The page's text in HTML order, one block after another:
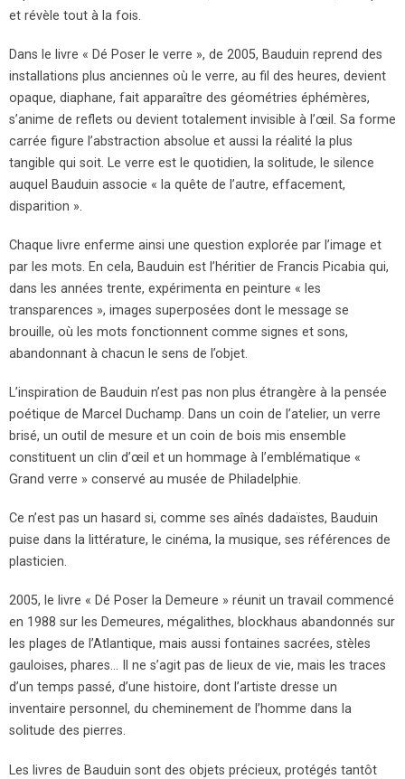
et révèle tout à la fois.
Dans le livre « Dé Poser le verre », de 2005, Bauduin reprend des
installations plus anciennes où le verre, au fil des heures, devient
opaque, diaphane, fait apparaître des géométries éphémères,
s’anime de reflets ou devient totalement invisible à l’œil. Sa forme
carrée figure l’abstraction absolue et aussi la réalité la plus
tangible qui soit. Le verre est le quotidien, la solitude, le silence
auquel Bauduin associe « la quête de l’autre, effacement,
disparition ».
Chaque livre enferme ainsi une question explorée par l’image et
par les mots. En cela, Bauduin est l’héritier de Francis Picabia qui,
dans les années trente, expérimenta en peinture « les
transparences », images superposées dont le message se
brouille, où les mots fonctionnent comme signes et sons,
abandonnant à chacun le sens de l’objet.
L’inspiration de Bauduin n’est pas non plus étrangère à la pensée
poétique de Marcel Duchamp. Dans un coin de l’atelier, un verre
brisé, un outil de mesure et un coin de bois mis ensemble
constituent un clin d’œil et un hommage à l’emblématique «
Grand verre » conservé au musée de Philadelphie.
Ce n’est pas un hasard si, comme ses aînés dadaïstes, Bauduin
puise dans la littérature, le cinéma, la musique, ses références de
plasticien.
2005, le livre « Dé Poser la Demeure » réunit un travail commencé
en 1988 sur les Demeures, mégalithes, blockhaus abandonnés sur
les plages de l’Atlantique, mais aussi fontaines sacrées, stèles
gauloises, phares… Il ne s’agit pas de lieux de vie, mais les traces
d’un temps passé, d’une histoire, dont l’artiste dresse un
inventaire personnel, du cheminement de l’homme dans la
solitude des pierres.
Les livres de Bauduin sont des objets précieux, protégés tantôt